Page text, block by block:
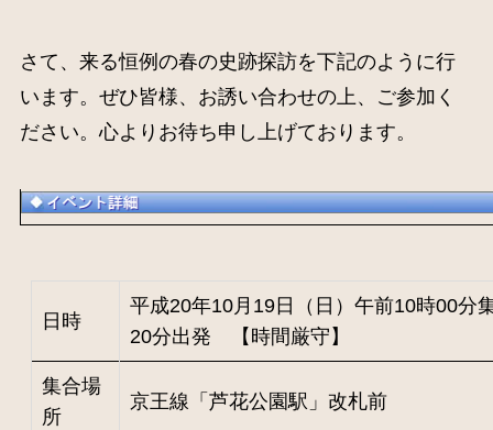
さて、来る恒例の春の史跡探訪を下記のように行
います。ぜひ皆様、お誘い合わせの上、ご参加く
ださい。心よりお待ち申し上げております。
日時
平成20年10月19日（日）午前10時00分
20分出発 【時間厳守】
集合場
所
京王線「芦花公園駅」改札前